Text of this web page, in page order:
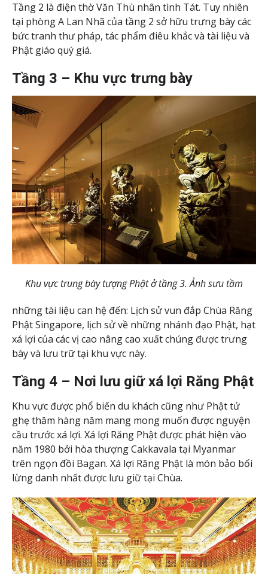
Tầng 2 là điện thờ Văn Thù nhân tình Tát. Tuy nhiên
tại phòng A Lan Nhã của tầng 2 sở hữu trưng bày các
bức tranh thư pháp, tác phẩm điêu khắc và tài liệu và
Phật giáo quý giá.
Tầng 3 – Khu vực trưng bày
Khu vực trung bày tượng Phật ở tầng 3. Ảnh sưu tầm
những tài liệu can hệ đến: Lịch sử vun đắp Chùa Răng
Phật Singapore, lịch sử về những nhánh đạo Phật, hạt
xá lợi của các vị cao nâng cao xuất chúng được trưng
bày và lưu trữ tại khu vực này.
Tầng 4 – Nơi lưu giữ xá lợi Răng Phật
Khu vực được phổ biến du khách cũng như Phật tử
ghẹ thăm hàng năm mang mong muốn được nguyện
cầu trước xá lợi. Xá lợi Răng Phật được phát hiện vào
năm 1980 bởi hòa thượng Cakkavala tại Myanmar
trên ngọn đồi Bagan. Xá lợi Răng Phật là món bảo bối
lừng danh nhất được lưu giữ tại Chùa.